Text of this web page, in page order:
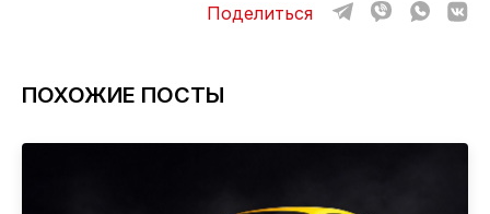
Поделиться
ПОХОЖИЕ ПОСТЫ